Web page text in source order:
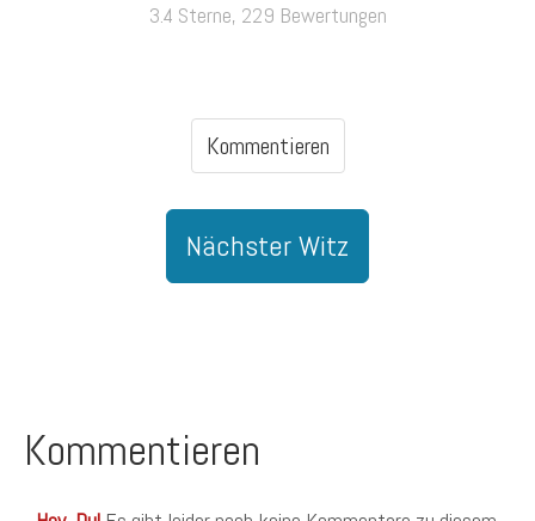
3.4 Sterne, 229 Bewertungen
Kommentieren
Nächster Witz
Kommentieren